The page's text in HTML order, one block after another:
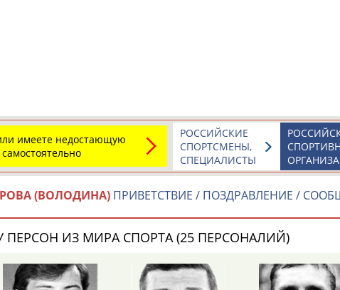
Юлия
АБАЛАКИНА
Дмитрий
АБАРЕНОВ
Тамилла
АБАСОВА
АБДРАХМАНОВ
АБДРАХМАНОВА
АБДУВАЛИЕВ
имеете недостающую
РОССИЙСКИЕ
СПОРТСМЕНЫ,
СПЕЦИАЛИСТЫ
(ВОЛОДИНА) ПРИВЕТСТВИЕ / ПОЗДРАВЛЕНИЕ /
ПЕРСОН ИЗ МИРА СПОРТА (25 ПЕРСОНАЛИЙ)